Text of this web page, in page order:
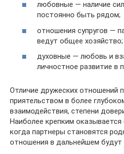
любовные — наличие
постоянно быть рядом;
отношения супругов —
ведут общее хозяйство;
духовные — любовь и
личностное развитие в
Отличие дружеских отношений
приятельством в более
взаимодействия, степени
Наиболее крепким
когда партнеры становятся
отношения в дальнейшем будут